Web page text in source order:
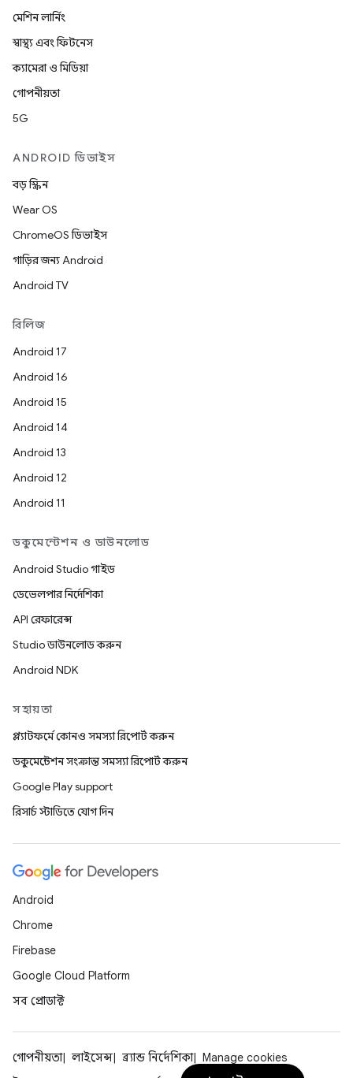
মেশিন লার্নিং
স্বাস্থ্য এবং ফিটনেস
ক্যামেরা ও মিডিয়া
গোপনীয়তা
5G
ANDROID ডিভাইস
বড় স্ক্রিন
Wear OS
ChromeOS ডিভাইস
গাড়ির জন্য Android
Android TV
রিলিজ
Android 17
Android 16
Android 15
Android 14
Android 13
Android 12
Android 11
ডকুমেন্টেশন ও ডাউনলোড
Android Studio গাইড
ডেভেলপার নির্দেশিকা
API রেফারেন্স
Studio ডাউনলোড করুন
Android NDK
সহায়তা
প্ল্যাটফর্মে কোনও সমস্যা রিপোর্ট করুন
ডকুমেন্টেশন সংক্রান্ত সমস্যা রিপোর্ট করুন
Google Play support
রিসার্চ স্টাডিতে যোগ দিন
Android
Chrome
Firebase
Google Cloud Platform
সব প্রোডাক্ট
গোপনীয়তা লাইসেন্স ব্র্যান্ড নির্দেশিকা
Manage cookies